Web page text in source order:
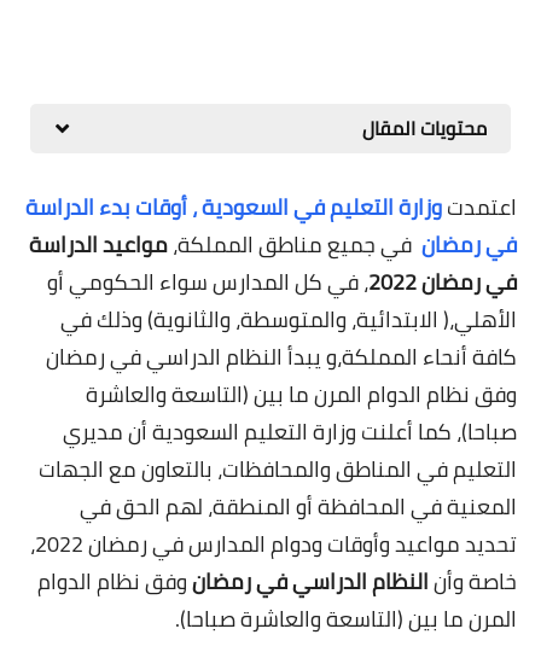
محتويات المقال
اعتمدتوزارة التعليم في السعودية ،أوقات بدء الدراسة
في رمضان في جميع مناطق المملكة،مواعيد الدراسة
في رمضان 2022
، في كل المدارس سواء الحكومي أو
الأهلي،( الابتدائية، والمتوسطة، والثانوية) وذلك في
كافة أنحاء المملكة،و يبدأ النظام الدراسي في رمضان
وفق نظام الدوام المرن ما بين (التاسعة والعاشرة
صباحا)،كما أعلنت وزارة التعليم السعودية أن مديري
التعليم في المناطق والمحافظات، بالتعاون مع الجهات
المعنية في المحافظة أو المنطقة، لهم الحق في
تحديد مواعيد وأوقات ودوام المدارس في رمضان 2022،
خاصة وأنالنظام الدراسي في رمضانوفق نظام الدوام
المرن ما بين (التاسعة والعاشرة صباحا).